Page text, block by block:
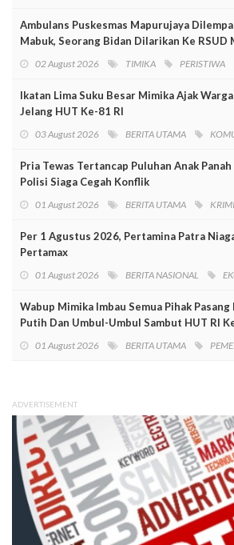
Ambulans Puskesmas Mapurujaya
Mabuk, Seorang Bidan Dilarikan Ke RSUD
02 August 2026 TIMIKA PERISTIWA
Ikatan Lima Suku Besar Mimika Ajak
Jelang HUT Ke-81 RI
03 August 2026 BERITA UTAMA
Pria Tewas Tertancap Puluhan Anak
Polisi Siaga Cegah Konflik
01 August 2026 BERITA UTAMA
Per 1 Agustus 2026, Pertamina Patra
Pertamax
01 August 2026 BERITA NASIONAL
Wabup Mimika Imbau Semua Pihak
Putih Dan Umbul-Umbul Sambut HUT RI
01 August 2026 BERITA UTAMA
ADVERTISEMENT